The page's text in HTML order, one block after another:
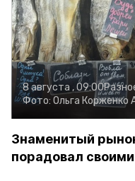
8 августа , 09:00
Фото: Ольга Корженко
Знаменитый
порадовал